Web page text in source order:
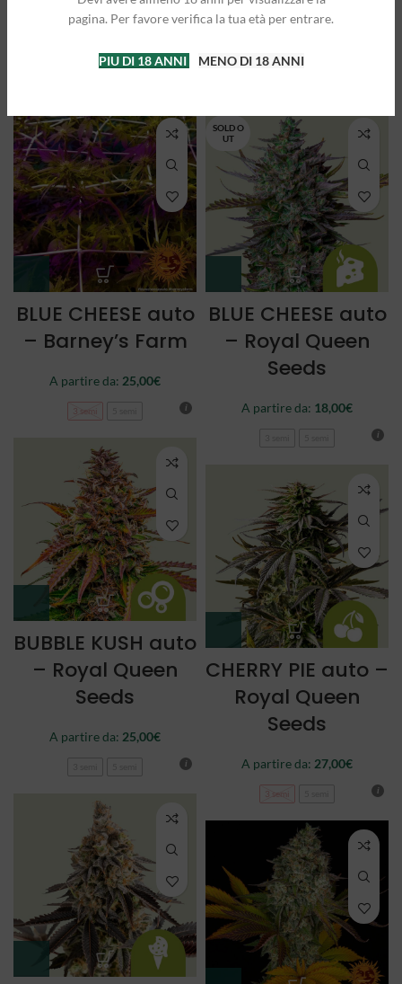
pagina. Per favore verifica la tua età per entrare.
PIU DI 18 ANNI MENO DI 18 ANNI
Queen Seeds
A partire da:25,00€
Queen Seeds
BLUE CHEESE auto
– Barney’s Farm
A partire da: 25,00€
3 semi
SOLD O
UT
BLUE CHEESE auto
– Royal Queen
Seeds
A partire da: 18,00€
BUBBLE KUSH auto
– Royal Queen
Seeds
A partire da: 25,00€
CHERRY PIE auto –
Royal Queen
Seeds
A partire da: 27,00€
3 semi